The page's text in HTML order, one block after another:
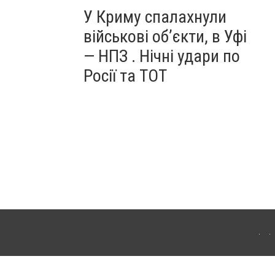
У Криму спалахнули
військові об’єкти, в Уфі
— НПЗ . Нічні удари по
Росії та ТОТ